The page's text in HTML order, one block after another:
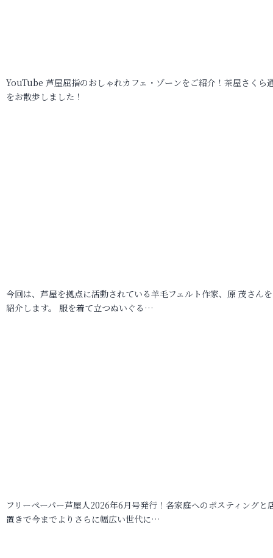
YouTube 芦屋屈指のおしゃれカフェ・ゾーンをご紹介！茶屋さくら
をお散歩しました！
今回は、芦屋を拠点に活動されている羊毛フェルト作家、原 茂さん
紹介します。 服を着て立つぬいぐる…
フリーペーパー芦屋人2026年6月号発行！各家庭へのポスティングと
置きで今までよりさらに幅広い世代に…